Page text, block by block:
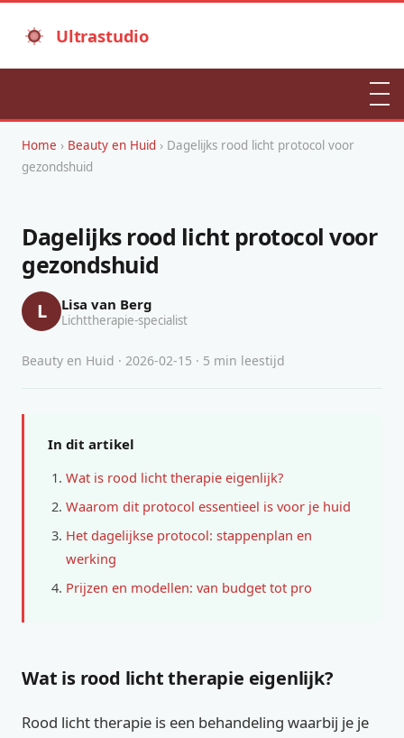
Ultrastudio
Home › Beauty en Huid › Dagelijks rood licht protocol voor
gezondshuid
Dagelijks rood licht protocol voor
gezondshuid
L Lisa van Berg
Lichttherapie-specialist
Beauty en Huid · 2026-02-15 · 5 min leestijd
In dit artikel
Wat is rood licht therapie eigenlijk?
Waarom dit protocol essentieel is voor je huid
Het dagelijkse protocol: stappenplan en
werking
Prijzen en modellen: van budget tot pro
Wat is rood licht therapie eigenlijk?
Rood licht therapie is een behandeling waarbij je je